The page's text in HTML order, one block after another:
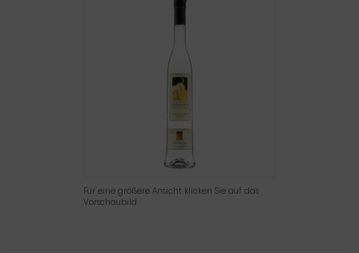
Für eine größere Ansicht klicken Sie auf das
Vorschaubild